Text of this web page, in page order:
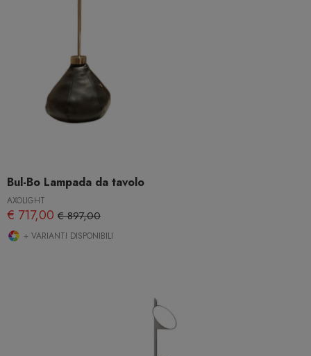
Bul-Bo Lampada da tavolo
AXOLIGHT
€ 717,00 € 897,00
+ VARIANTI DISPONIBILI